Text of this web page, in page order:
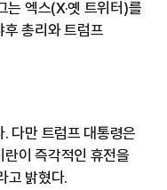
는 엑스(X·옛 트위터)를
총리와 트럼프
다만 트럼프 대통령은
이 즉각적인 휴전을
고 밝혔다.